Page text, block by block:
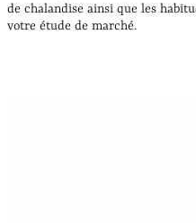
de chalandise ainsi que les
votre étude de marché.